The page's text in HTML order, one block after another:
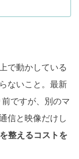
で動かしている
ないこと。最新
ですが、別のマ
信と映像だけし
整えるコストを